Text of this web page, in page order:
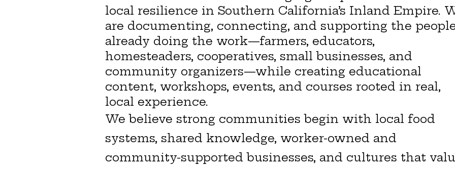
local resilience in Southern California’s Inland Empire.
are documenting, connecting, and supporting the
already doing the work—farmers, educators,
homesteaders, cooperatives, small businesses, and
community organizers—while creating educational
content, workshops, events, and courses rooted in real,
local experience.
We believe strong communities begin with local food
systems, shared knowledge, worker-owned and
community-supported businesses, and cultures that